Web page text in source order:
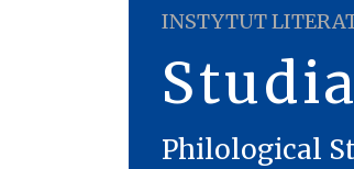
INSTYTUT
Philological